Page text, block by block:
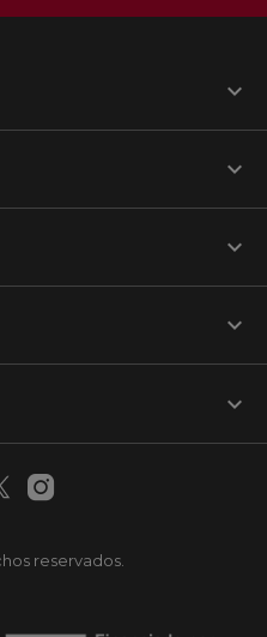



keyboard_arrow_down
reservados.
